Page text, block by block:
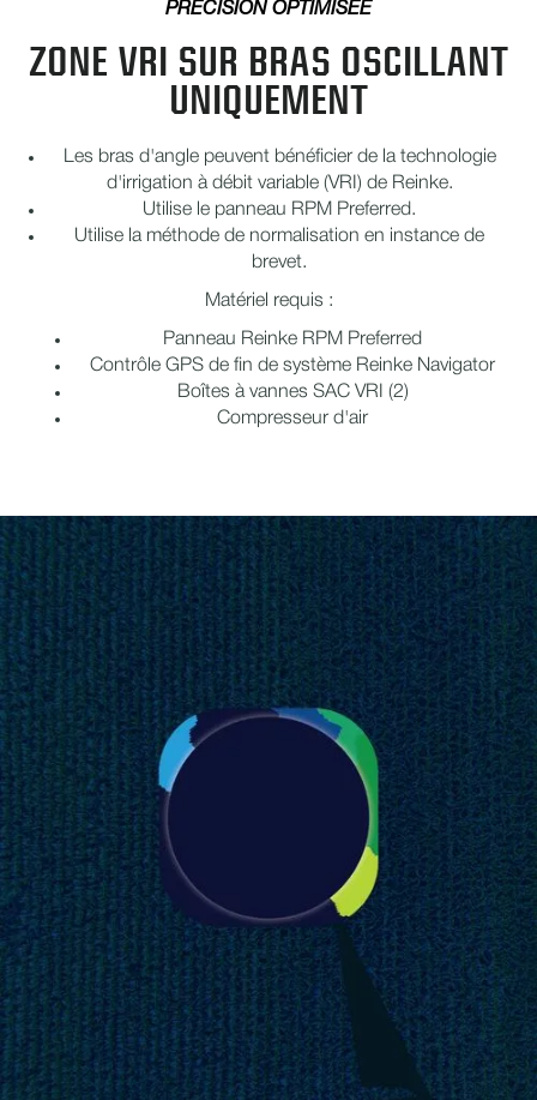
PRÉCISION OPTIMISÉE
ZONE VRI SUR BRAS OSCILLANT
UNIQUEMENT
Les bras d'angle peuvent bénéficier de la technologie
d'irrigation à débit variable (VRI) de Reinke.
Utilise le panneau RPM Preferred.
Utilise la méthode de normalisation en instance de
brevet.
Matériel requis :
Panneau Reinke RPM Preferred
Contrôle GPS de fin de système Reinke Navigator
Boîtes à vannes SAC VRI (2)
Compresseur d'air